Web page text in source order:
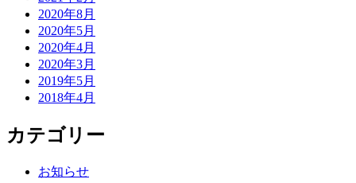
2020年8月
2020年5月
2020年4月
2020年3月
2019年5月
2018年4月
カテゴリー
お知らせ